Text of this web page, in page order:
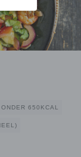
ONDER 650KCAL